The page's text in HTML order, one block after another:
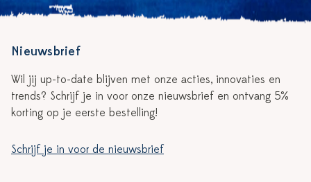
Nieuwsbrief
Wil jij up-to-date blijven met onze acties, innovaties en
trends? Schrijf je in voor onze nieuwsbrief en ontvang 5%
korting op je eerste bestelling!
Schrijf je in voor de nieuwsbrief